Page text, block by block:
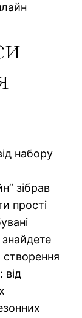
набору
зібрав
прості
створення
від